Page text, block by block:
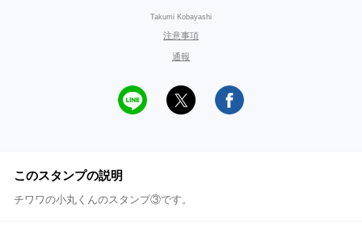
Takumi Kobayashi
注意事項
通報
このスタンプの説明
チワワの小丸くんのスタンプ③です。